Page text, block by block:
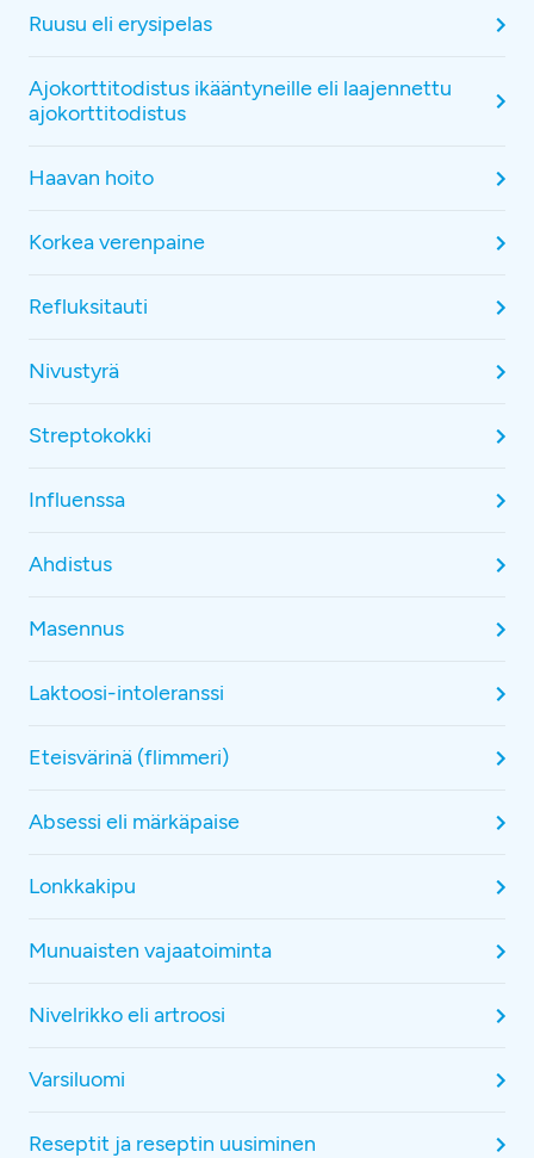
Ruusu eli erysipelas
Ajokorttitodistus ikääntyneille eli laajennettu
ajokorttitodistus
Haavan hoito
Korkea verenpaine
Refluksitauti
Nivustyrä
Streptokokki
Influenssa
Ahdistus
Masennus
Laktoosi-intoleranssi
Eteisvärinä (flimmeri)
Absessi eli märkäpaise
Lonkkakipu
Munuaisten vajaatoiminta
Nivelrikko eli artroosi
Varsiluomi
Reseptit ja reseptin uusiminen